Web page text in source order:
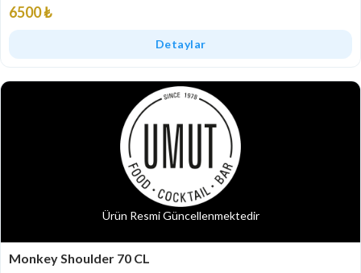
6500 ₺
Detaylar
Ürün Resmi Güncellenmektedir
Monkey Shoulder 70 CL